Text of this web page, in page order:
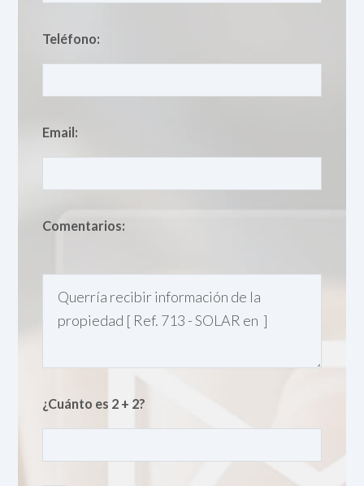
Teléfono:
Email:
Comentarios:
¿Cuánto es 2 + 2?